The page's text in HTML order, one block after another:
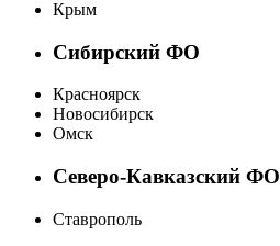
Крым
Сибирский ФО
Красноярск
Новосибирск
Омск
Северо-Кавказский ФО
Ставрополь